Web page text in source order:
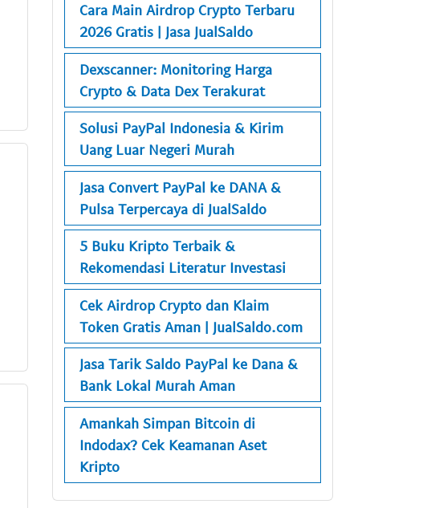
Cara Main Airdrop Crypto Terbaru
2026 Gratis | Jasa JualSaldo
Dexscanner: Monitoring Harga
Crypto & Data Dex Terakurat
Solusi PayPal Indonesia & Kirim
Uang Luar Negeri Murah
Jasa Convert PayPal ke DANA &
Pulsa Terpercaya di JualSaldo
5 Buku Kripto Terbaik &
Rekomendasi Literatur Investasi
Cek Airdrop Crypto dan Klaim
Token Gratis Aman | JualSaldo.com
Jasa Tarik Saldo PayPal ke Dana &
Bank Lokal Murah Aman
Amankah Simpan Bitcoin di
Indodax? Cek Keamanan Aset
Kripto